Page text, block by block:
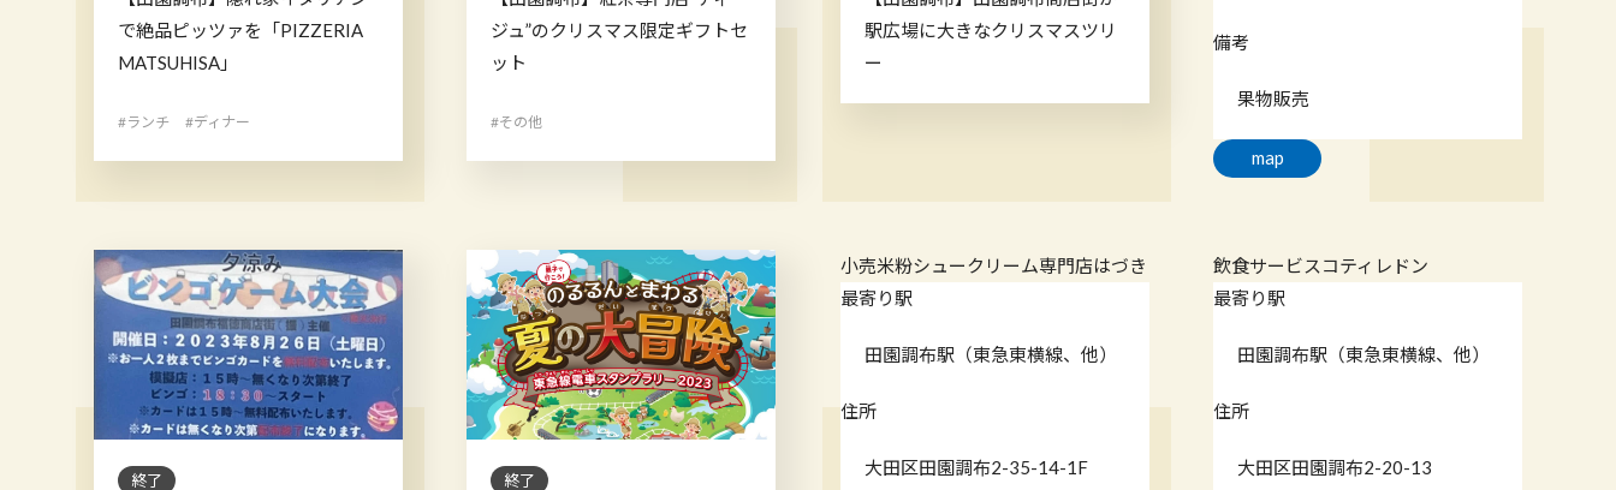
で絶品ピッツァを「PIZZERIA
MATSUHISA」
#ランチ #ディナー
ジュ”のクリスマス限定ギフトセ
ット
#その他
駅広場に大きなクリスマスツリ
ー
備考
果物販売
map
終了 終了
小売米粉シュークリーム専門店はづき
最寄り駅
田園調布駅（東急東横線、他）
住所
大田区田園調布2-35-14-1F
飲食サービス コティレドン
最寄り駅
田園調布駅（東急東横線、他）
住所
大田区田園調布2-20-13